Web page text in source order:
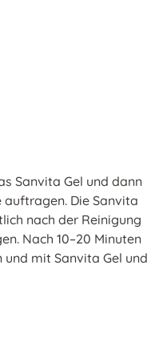
Sanvita Gel und dann
auftragen. Die Sanvita
nach der Reinigung
Nach 10–20 Minuten
mit Sanvita Gel und